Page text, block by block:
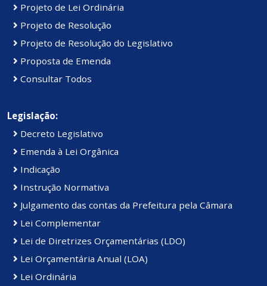
Projeto de Lei Ordinária
Projeto de Resolução
Projeto de Resolução do Legislativo
Proposta de Emenda
Consultar Todos
Legislação:
Decreto Legislativo
Emenda à Lei Orgânica
Indicação
Instrução Normativa
Julgamento das contas da Prefeitura pela Câmara
Lei Complementar
Lei de Diretrizes Orçamentárias (LDO)
Lei Orçamentária Anual (LOA)
Lei Ordinária